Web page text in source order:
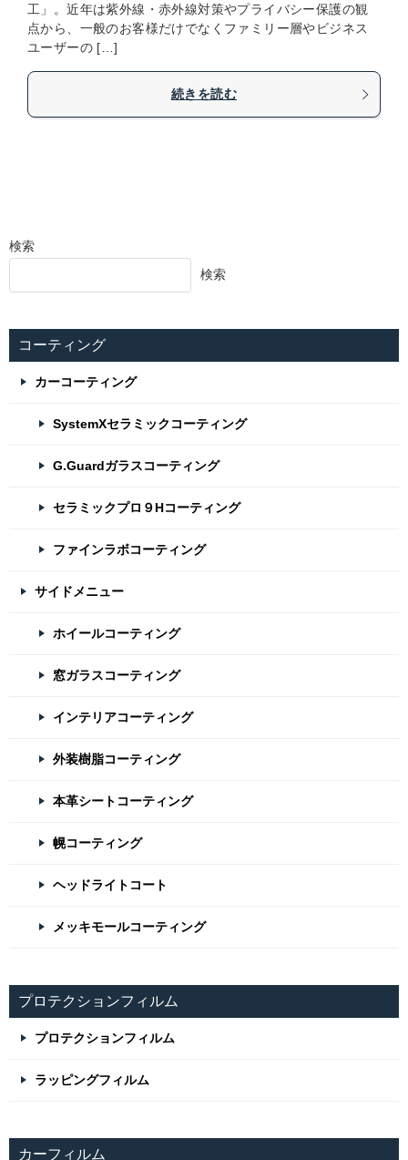
工」。近年は紫外線・赤外線対策やプライバシー保護の観
点から、一般のお客様だけでなくファミリー層やビジネス
ユーザーの […]
続きを読む
検索
検索
コーティング
カーコーティング
SystemXセラミックコーティング
G.Guardガラスコーティング
セラミックプロ９Hコーティング
ファインラボコーティング
サイドメニュー
ホイールコーティング
窓ガラスコーティング
インテリアコーティング
外装樹脂コーティング
本革シートコーティング
幌コーティング
ヘッドライトコート
メッキモールコーティング
プロテクションフィルム
プロテクションフィルム
ラッピングフィルム
カーフィルム